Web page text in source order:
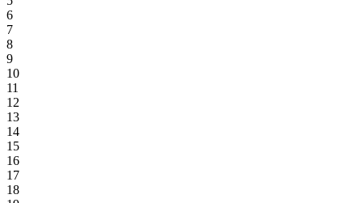
6
7
8
9
10
11
12
13
14
15
16
17
18